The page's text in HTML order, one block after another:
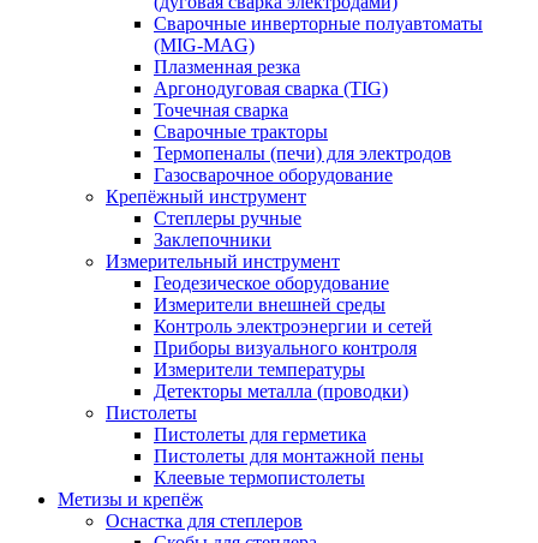
Сварочные инверторные полуавтоматы
(MIG-MAG)
Плазменная резка
Аргонодуговая сварка (TIG)
Точечная сварка
Сварочные тракторы
Термопеналы (печи) для электродов
Газосварочное оборудование
Крепёжный инструмент
Степлеры ручные
Заклепочники
Измерительный инструмент
Геодезическое оборудование
Измерители внешней среды
Контроль электроэнергии и сетей
Приборы визуального контроля
Измерители температуры
Детекторы металла (проводки)
Пистолеты
Пистолеты для герметика
Пистолеты для монтажной пены
Клеевые термопистолеты
Метизы и крепёж
Оснастка для степлеров